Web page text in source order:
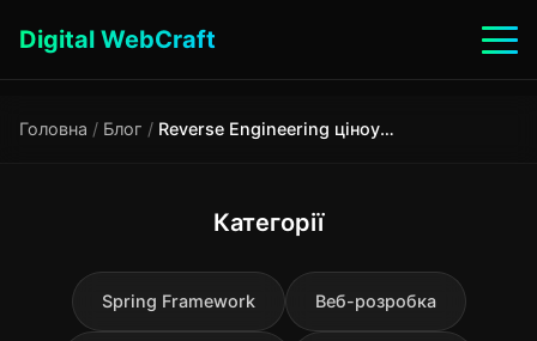
Digital WebCraft
Головна / Блог / Reverse Engineering ціноутворення: Як працюють алгоритми Big Data Discrimination
Категорії
Spring Framework Веб-розробка